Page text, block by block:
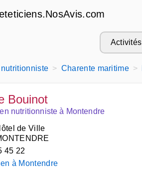
Activités
Charente maritime
Bouinot
nutritionniste à Montendre
de Ville
45 22
à Montendre